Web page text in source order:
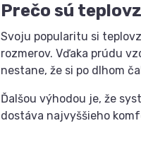
Prečo sú
Svoju popularitu si
rozmerov. Vďaka prúdu
nestane, že si po dlhom
Ďalšou výhodou je, že
dostáva najvyššieho